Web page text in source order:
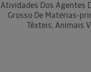
Atividades Dos Agentes
Grosso De Matérias-
Têxteis, Animais